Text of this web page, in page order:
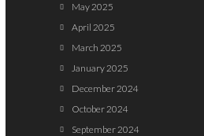
May 2025
April 2025
March 2025
January 2025
December 2024
October 2024
September 2024